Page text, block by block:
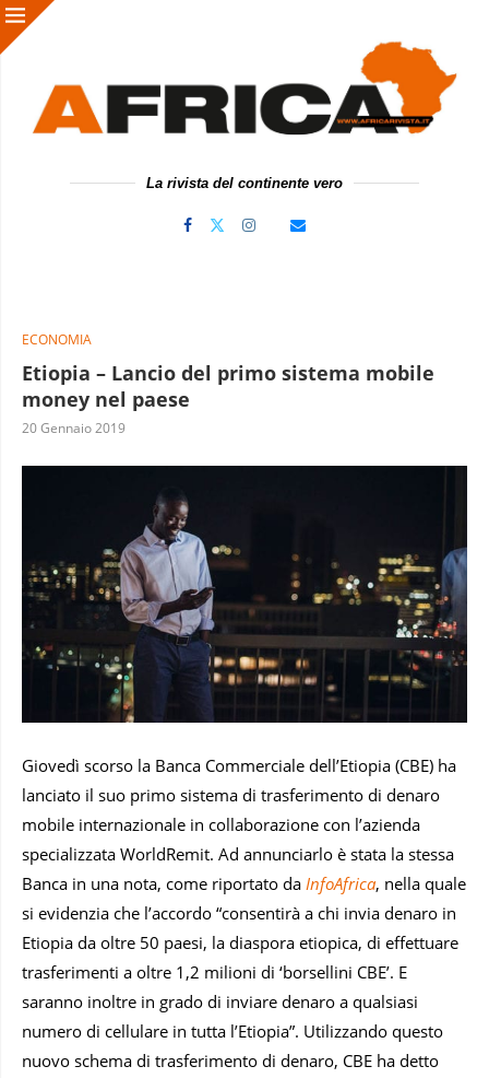
La rivista del continente vero
ECONOMIA
Etiopia – Lancio del primo sistema mobile
money nel paese
20 Gennaio 2019
Giovedì scorso la Banca Commerciale dell’Etiopia (CBE) ha
lanciato il suo primo sistema di trasferimento di denaro
mobile internazionale in collaborazione con l’azienda
specializzata WorldRemit. Ad annunciarlo è stata la stessa
Banca in una nota, come riportato da InfoAfrica, nella quale
si evidenzia che l’accordo “consentirà a chi invia denaro in
Etiopia da oltre 50 paesi, la diaspora etiopica, di effettuare
trasferimenti a oltre 1,2 milioni di ‘borsellini CBE’. E
saranno inoltre in grado di inviare denaro a qualsiasi
numero di cellulare in tutta l’Etiopia”. Utilizzando questo
nuovo schema di trasferimento di denaro, CBE ha detto